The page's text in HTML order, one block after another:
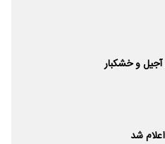
و خشکبار
شد